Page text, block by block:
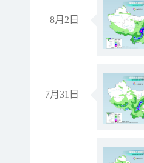
8月2日
7月31日